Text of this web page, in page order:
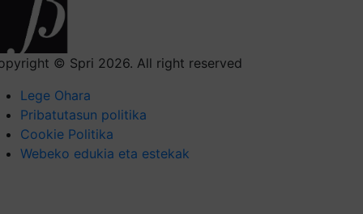
© Spri 2026. All right reserved
Lege Ohara
Pribatutasun politika
Cookie Politika
Webeko edukia eta estekak